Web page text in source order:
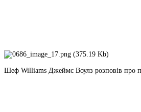
Шеф Williams Джеймс Воулз розповів про